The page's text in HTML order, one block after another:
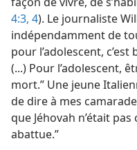
4:3, 4). Le journaliste
indépendamment de
pour l’adolescent,
(...) Pour l’adolescent,
mort.” Une jeune
de dire à mes
que Jéhovah n’était
abattue.”